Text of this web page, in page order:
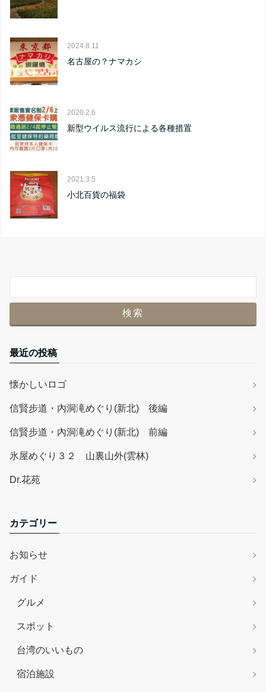
2024.8.11
名古屋の？ナマカシ
2020.2.6
新型ウイルス流行による各種措置
2021.3.5
小北百貨の福袋
最近の投稿
懐かしいロゴ
信賢步道・內洞滝めぐり(新北) 後編
信賢步道・內洞滝めぐり(新北) 前編
氷屋めぐり３２ 山裏山外(雲林)
Dr.花苑
カテゴリー
お知らせ
ガイド
グルメ
スポット
台湾のいいもの
宿泊施設